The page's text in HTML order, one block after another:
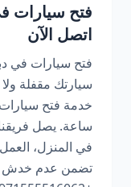
اتصل الآن
سيارتك مقفلة
ساعة. يصل
في المنزل،
تضمن عدم خدش